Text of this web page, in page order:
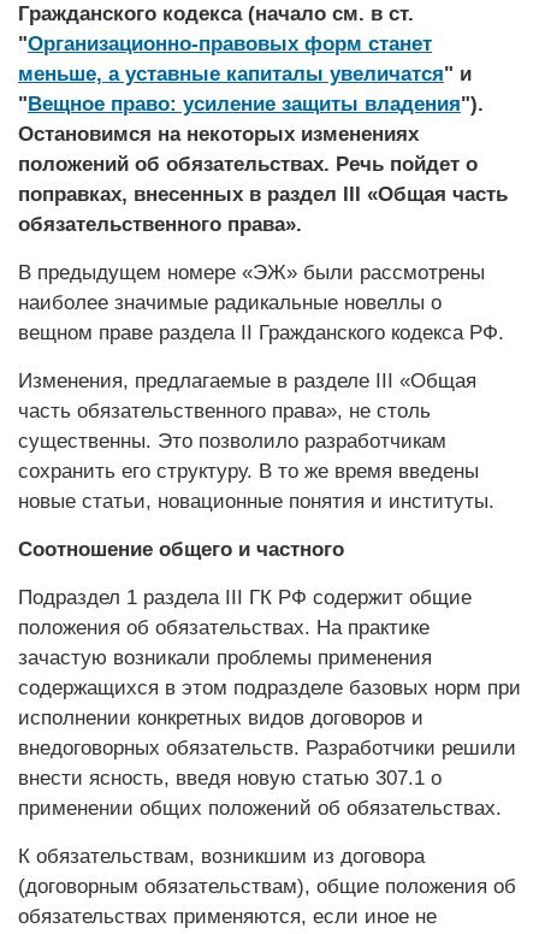
Гражданского кодекса (начало см. в ст.
"Организационно-правовых форм станет
меньше, а уставные капиталы увеличатся" и
"Вещное право: усиление защиты владения").
Остановимся на некоторых изменениях
положений об обязательствах. Речь пойдет о
поправках, внесенных в раздел III «Общая часть
обязательственного права».
В предыдущем номере «ЭЖ» были рассмотрены
наиболее значимые радикальные новеллы о
вещном праве раздела II Гражданского кодекса РФ.
Изменения, предлагаемые в разделе III «Общая
часть обязательственного права», не столь
существенны. Это позволило разработчикам
сохранить его структуру. В то же время введены
новые статьи, новационные понятия и институты.
Соотношение общего и частного
Подраздел 1 раздела III ГК РФ содержит общие
положения об обязательствах. На практике
зачастую возникали проблемы применения
содержащихся в этом подразделе базовых норм при
исполнении конкретных видов договоров и
внедоговорных обязательств. Разработчики решили
внести ясность, введя новую статью 307.1 о
применении общих положений об обязательствах.
К обязательствам, возникшим из договора
(договорным обязательствам), общие положения об
обязательствах применяются, если иное не